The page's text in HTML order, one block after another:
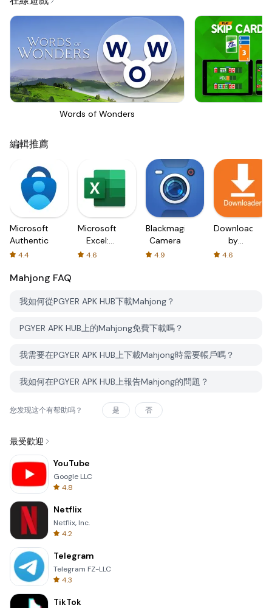
Words of Wonders
編輯推薦
Microsoft
Authenticator
4.4
Microsoft
Excel:
Spreadsheets
4.6
Blackmagic
Camera
4.9
Downloader
by
AFTVnews
4.6
Mahjong FAQ
我如何從PGYER APK HUB下載Mahjong？
PGYER APK HUB上的Mahjong免費下載嗎？
我需要在PGYER APK HUB上下載Mahjong時需要帳戶嗎？
我如何在PGYER APK HUB上報告Mahjong的問題？
您发现这个有帮助吗？ 是 否
最受歡迎
YouTube
Google LLC
4.8
Netflix
Netflix, Inc.
4.2
Telegram
Telegram FZ-LLC
4.3
TikTok